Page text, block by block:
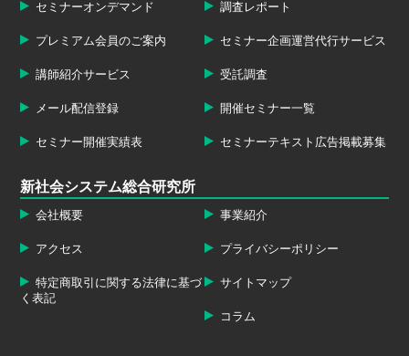
セミナーオンデマンド 調査レポート
プレミアム会員のご案内 セミナー企画運営代行サービス
講師紹介サービス 受託調査
メール配信登録 開催セミナー一覧
セミナー開催実績表 セミナーテキスト広告掲載募集
新社会システム総合研究所
会社概要 事業紹介
アクセス プライバシーポリシー
特定商取引に関する法律に基づ
く表記
サイトマップ
コラム